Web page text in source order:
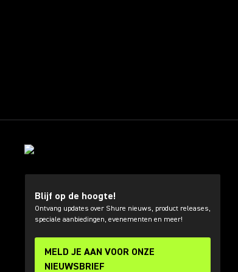
Blijf op de hoogte!
Ontvang updates over Shure nieuws, product releases,
speciale aanbiedingen, evenementen en meer!
MELD JE AAN VOOR ONZE
NIEUWSBRIEF